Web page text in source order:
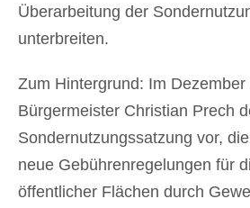
Überarbeitung der
unterbreiten.
Zum Hintergrund: Im
Bürgermeister Christian Prech
Sondernutzungssatzung vor,
neue Gebührenregelungen für
öffentlicher Flächen durch